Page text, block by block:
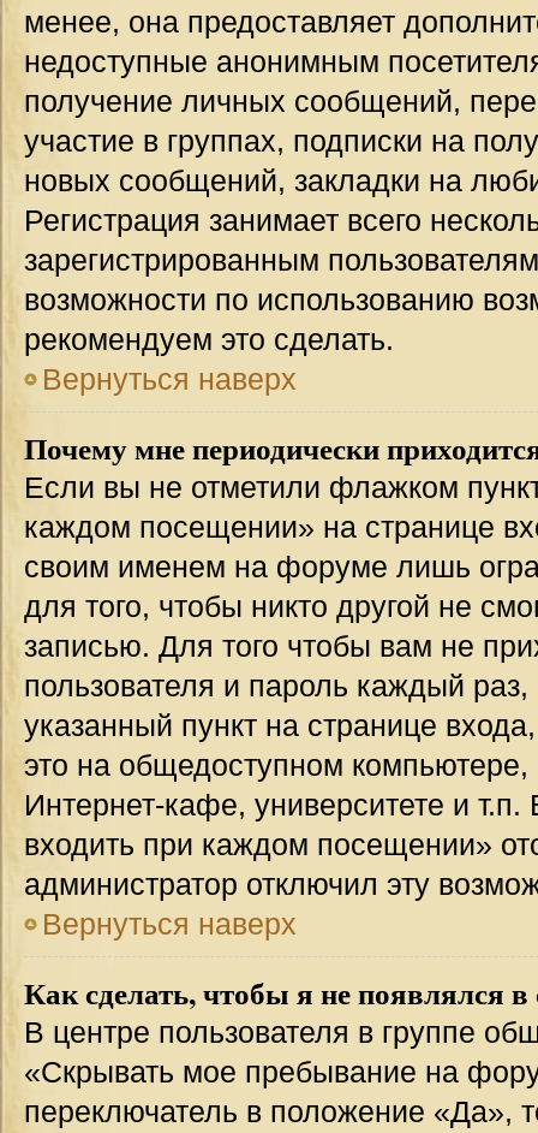
менее, она предоставляет
недоступные анонимным
получение личных сообщений,
участие в группах, подписки на
новых сообщений, закладки на
Регистрация занимает всего
зарегистрированным
возможности по использованию
рекомендуем это сделать.
Вернуться наверх
Почему мне периодически
Если вы не отметили флажком
каждом посещении» на странице
своим именем на форуме лишь
для того, чтобы никто другой не
записью. Для того чтобы вам не
пользователя и пароль каждый
указанный пункт на странице
это на общедоступном
Интернет-кафе, университете и т.п.
входить при каждом посещении»
администратор отключил эту
Вернуться наверх
Как сделать, чтобы я не появлялся
В центре пользователя в группе
«Скрывать мое пребывание на
переключатель в положение «Да»,